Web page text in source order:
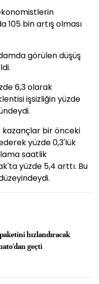
105 bin artış olması
görülen düşüş
6,3 olarak
işsizliğin yüzde
bir önceki
yüzde 0,3'lük
saatlik
yüzde 5,4 arttı. Bu
hızlandıracak
geçti